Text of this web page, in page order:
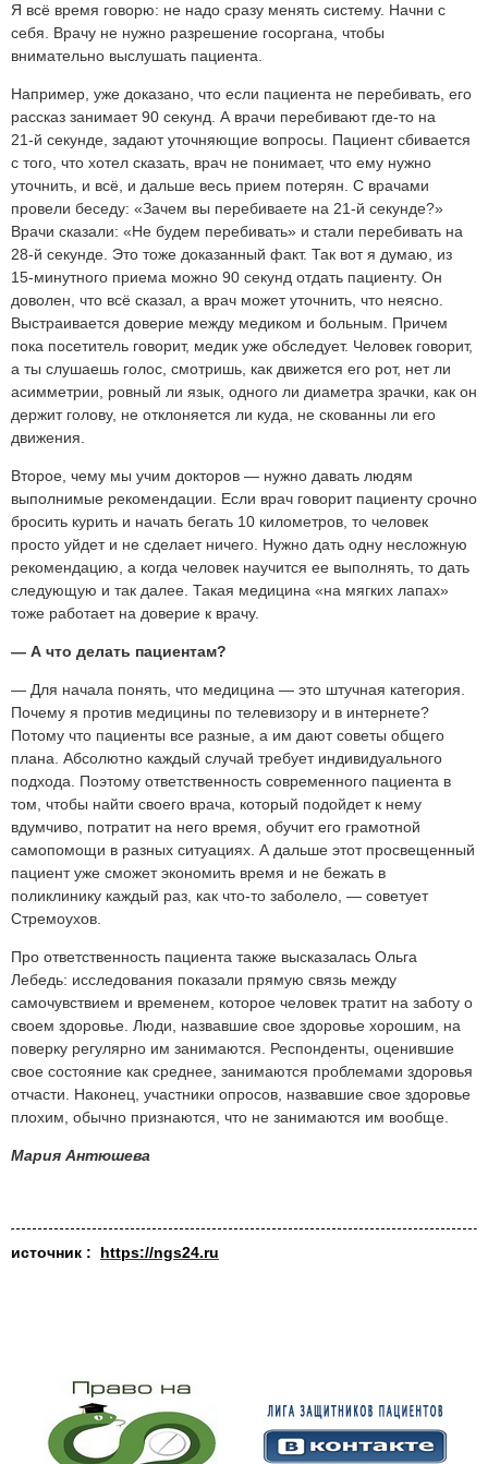
Я всё время говорю: не надо сразу менять систему. Начни с
себя. Врачу не нужно разрешение госоргана, чтобы
внимательно выслушать пациента.
Например, уже доказано, что если пациента не перебивать, его
рассказ занимает90 секунд . А врачи перебивают где-то на
21-й секунде , задают уточняющие вопросы. Пациент сбивается
с того, что хотел сказать, врач не понимает, что ему нужно
уточнить, и всё, и дальше весь прием потерян. С врачами
провели беседу: «Зачем вы перебиваете на 21-й секунде?»
Врачи сказали: «Не будем перебивать» и стали перебивать на
28-й секунде . Это тоже доказанный факт. Так вот я думаю, из
15-минутного приема можно 90 секунд отдать пациенту. Он
доволен, что всё сказал, а врач может уточнить, что неясно.
Выстраивается доверие между медиком и больным. Причем
пока посетитель говорит, медик уже обследует. Человек говорит,
а ты слушаешь голос, смотришь, как движется его рот, нет ли
асимметрии, ровный ли язык, одного ли диаметра зрачки, как он
держит голову, не отклоняется ли куда, не скованны ли его
движения.
Второе, чему мы учим докторов — нужно давать людям
выполнимые рекомендации. Если врач говорит пациенту срочно
бросить курить и начать бегать 10 километров , то человек
просто уйдет и не сделает ничего. Нужно дать одну несложную
рекомендацию, а когда человек научится ее выполнять, то дать
следующую и так далее. Такая медицина «на мягких лапах»
тоже работает на доверие к врачу.
— А что делать пациентам?
— Для начала понять, что медицина — это штучная категория.
Почему я против медицины по телевизору и в интернете?
Потому что пациенты все разные, а им дают советы общего
плана. Абсолютно каждый случай требует индивидуального
подхода. Поэтому ответственность современного пациента в
том, чтобы найти своего врача, который подойдет к нему
вдумчиво, потратит на него время, обучит его грамотной
самопомощи в разных ситуациях. А дальше этот просвещенный
пациент уже сможет экономить время и не бежать в
поликлинику каждый раз, как что-то заболело, — советует
Стремоухов.
Про ответственность пациента также высказалась Ольга
Лебедь: исследования показали прямую связь между
самочувствием и временем, которое человек тратит на заботу о
своем здоровье. Люди, назвавшие свое здоровье хорошим, на
поверку регулярно им занимаются. Респонденты, оценившие
свое состояние как среднее, занимаются проблемами здоровья
отчасти. Наконец, участники опросов, назвавшие свое здоровье
плохим, обычно признаются, что не занимаются им вообще.
Мария Антюшева
источник : https://ngs24.ru